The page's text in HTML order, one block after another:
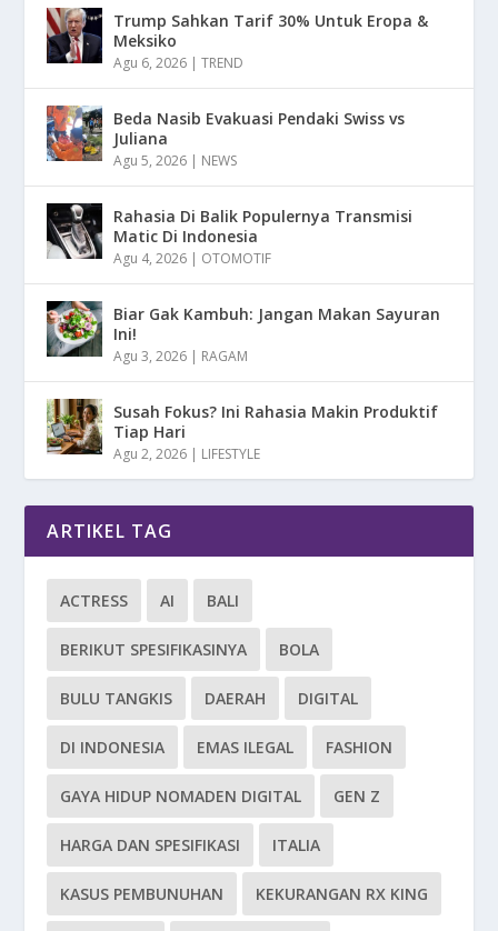
Trump Sahkan Tarif 30% Untuk Eropa &
Meksiko
Agu 6, 2026 |TREND
Beda Nasib Evakuasi Pendaki Swiss vs
Juliana
Agu 5, 2026 | NEWS
Rahasia Di Balik Populernya Transmisi
Matic Di Indonesia
Agu 4, 2026 | OTOMOTIF
Biar Gak Kambuh: Jangan Makan Sayuran
Ini!
Agu 3, 2026 | RAGAM
Susah Fokus? Ini Rahasia Makin Produktif
Tiap Hari
Agu 2, 2026 | LIFESTYLE
ARTIKEL TAG
ACTRESS AI BALI
BERIKUT SPESIFIKASINYA BOLA
BULU TANGKIS DAERAH DIGITAL
DI INDONESIA EMAS ILEGAL FASHION
GAYA HIDUP NOMADEN DIGITAL GEN Z
HARGA DAN SPESIFIKASI ITALIA
KASUS PEMBUNUHAN KEKURANGAN RX KING